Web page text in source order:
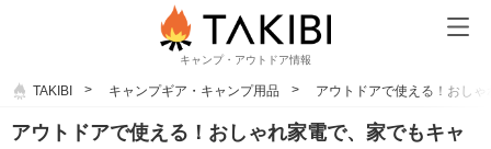
キャンプ・アウトドア情報
TAKIBI キャンプギア・キャンプ用品 アウトドアで使える！おし
アウトドアで使える！おしゃれ家電で、家でもキャ